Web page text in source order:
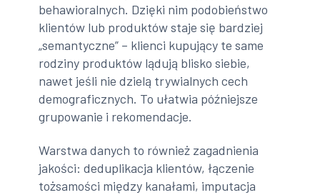
behawioralnych. Dzięki nim podobieństwo
klientów lub produktów staje się bardziej
„semantyczne” – klienci kupujący te same
rodziny produktów lądują blisko siebie,
nawet jeśli nie dzielą trywialnych cech
demograficznych. To ułatwia późniejsze
grupowanie i rekomendacje.
Warstwa danych to również zagadnienia
jakości: deduplikacja klientów, łączenie
tożsamości między kanałami, imputacja